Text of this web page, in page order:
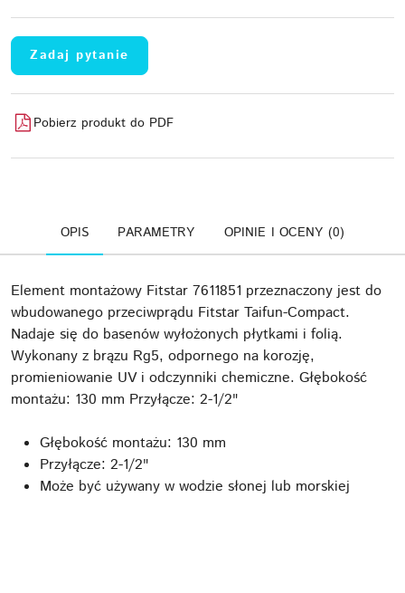
Zadaj pytanie
Pobierz produkt do PDF
OPIS PARAMETRY OPINIE I OCENY (0)
Element montażowy Fitstar 7611851 przeznaczony jest do
wbudowanego przeciwprądu Fitstar Taifun-Compact.
Nadaje się do basenów wyłożonych płytkami i folią.
Wykonany z brązu Rg5, odpornego na korozję,
promieniowanie UV i odczynniki chemiczne. Głębokość
montażu: 130 mm Przyłącze: 2-1/2"
Głębokość montażu: 130 mm
Przyłącze: 2-1/2"
Może być używany w wodzie słonej lub morskiej